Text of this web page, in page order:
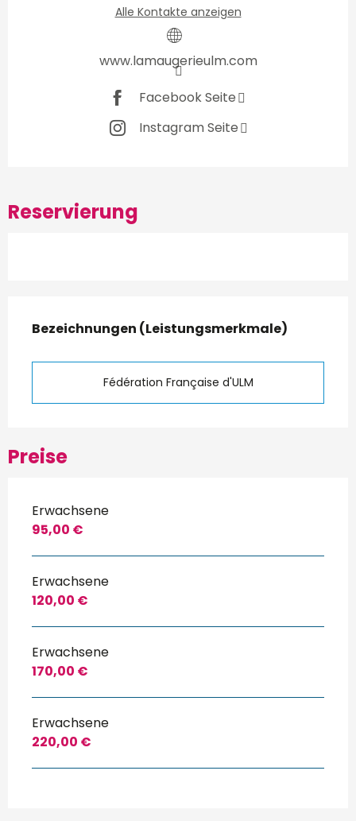
Alle Kontakte anzeigen
www.lamaugerieulm.com
Facebook Seite
Instagram Seite
Reservierung
Leistungensmöglichkeiten
Bezeichnungen (Leistungsmerkmale)
Bezeichnungen (Leistungsmerkmale)
Fédération Française d'ULM
Preise
Erwachsene
95,00 €
Erwachsene
120,00 €
Erwachsene
170,00 €
Erwachsene
220,00 €